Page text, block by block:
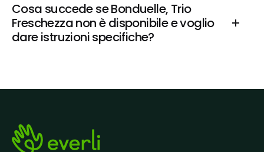
Cosa succede se Bonduelle, Trio
Freschezza non è disponibile e voglio
dare istruzioni specifiche?